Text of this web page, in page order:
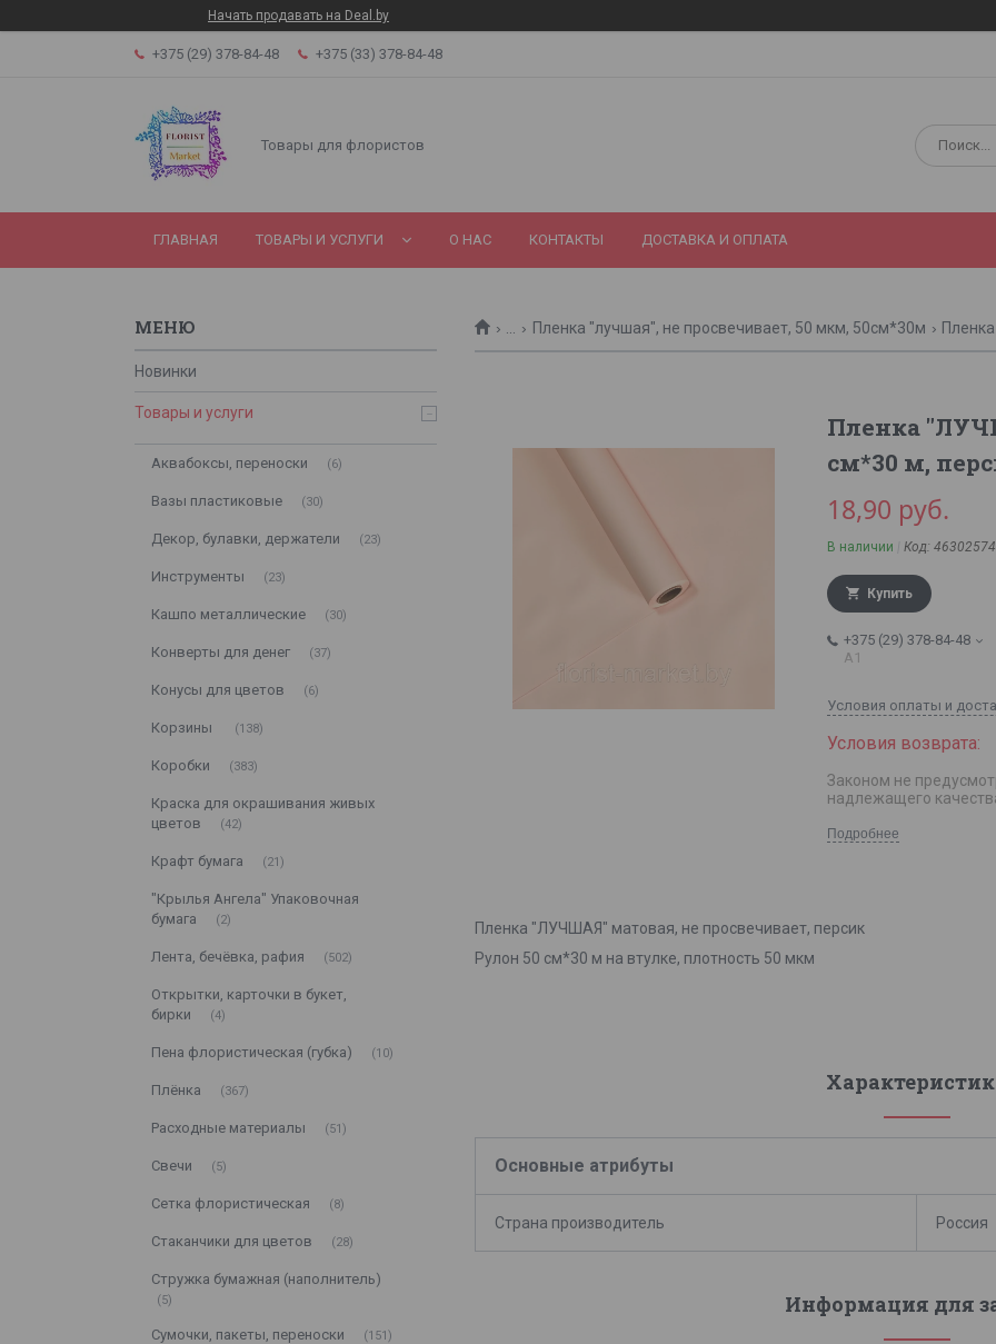
Начать продавать на Deal.by
+375 (29) 378-84-48 +375 (33) 378-84-48
Товары для флористов
ГЛАВНАЯ ТОВАРЫ И УСЛУГИ О НАС КОНТАКТЫ ДОСТАВКА И ОПЛАТА
Пленка "лучшая", не просвечивает, 50 мкм, 50см*30м
Пленка
см*30 м,
18,90 руб.
В наличии Код:
Купить
+375 (29) 378-84-48
А1
Условия оплаты и
Законом не
надлежащего
Подробнее
Пленка "ЛУЧШАЯ" матовая, не просвечивает, персик
Рулон 50 см*30 м на втулке, плотность 50 мкм
Основные атрибуты
Страна производитель Россия
Информация для
Новинки
Товары и услуги
Аквабоксы, переноски 6
Вазы пластиковые 30
Декор, булавки, держатели 23
Инструменты 23
Кашпо металлические 30
Конверты для денег 37
Конусы для цветов 6
Корзины 138
Коробки 383
Краска для окрашивания живых
цветов
42
Крафт бумага 21
"Крылья Ангела" Упаковочная
бумага
2
Лента, бечёвка, рафия 502
Открытки, карточки в букет,
бирки
4
Пена флористическая (губка) 10
Плёнка 367
Расходные материалы 51
Свечи 5
Сетка флористическая 8
Стаканчики для цветов 28
Стружка бумажная (наполнитель)
5
Сумочки, пакеты, переноски 151